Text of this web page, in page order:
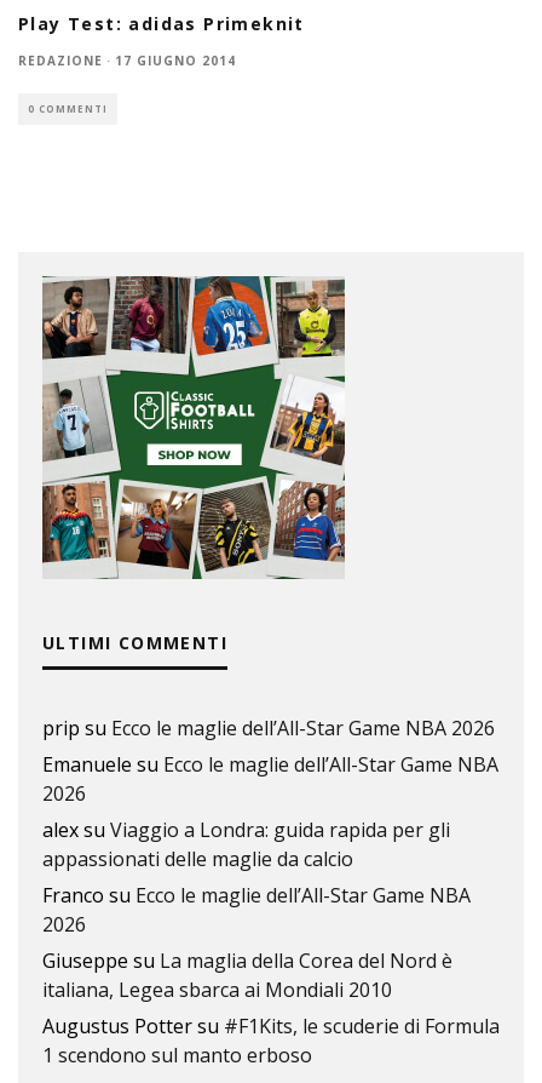
Play Test: adidas Primeknit
REDAZIONE · 17 GIUGNO 2014
0 COMMENTI
ULTIMI COMMENTI
prip su Ecco le maglie dell’All-Star Game NBA 2026
Emanuele su Ecco le maglie dell’All-Star Game NBA
2026
alexsu Viaggio a Londra: guida rapida per gli
appassionati delle maglie da calcio
Franco su Ecco le maglie dell’All-Star Game NBA
2026
Giuseppe su La maglia della Corea del Nord è
italiana, Legea sbarca ai Mondiali 2010
Augustus Pottersu #F1Kits, le scuderie di Formula
1 scendono sul manto erboso